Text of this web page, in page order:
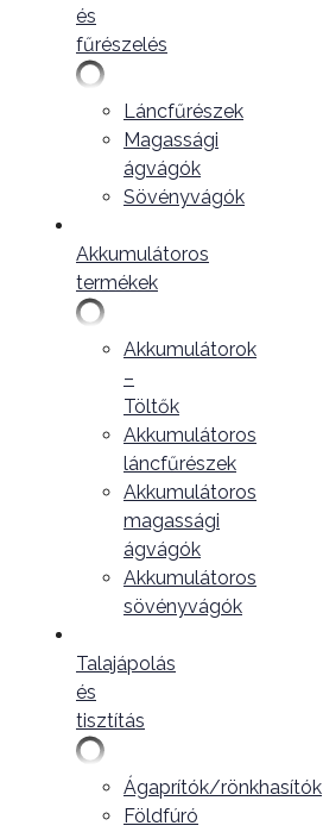
és
fűrészelés
Láncfűrészek
Magassági
ágvágók
Sövényvágók
Akkumulátoros
termékek
Akkumulátorok
–
Töltők
Akkumulátoros
láncfűrészek
Akkumulátoros
magassági
ágvágók
Akkumulátoros
sövényvágók
Talajápolás
és
tisztítás
Ágaprítók/rönkhasítók
Földfúró